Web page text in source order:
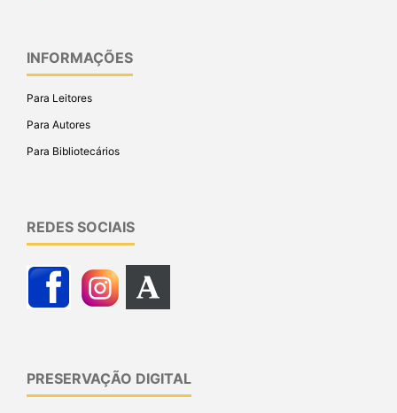
INFORMAÇÕES
Para Leitores
Para Autores
Para Bibliotecários
REDES SOCIAIS
PRESERVAÇÃO DIGITAL